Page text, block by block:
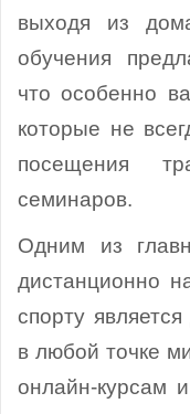
выходя из
обучения
что особенно
которые не
посещения
семинаров.
Одним из
дистанционно
спорту
в любой точке
онлайн-курсам